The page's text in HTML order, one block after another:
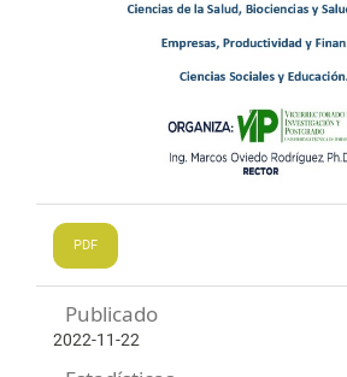
PDF
Publicado
2022-11-22